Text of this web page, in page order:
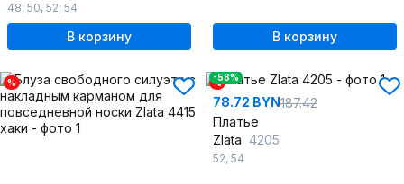
48, 50, 52, 54
В корзину В корзину
% %
-58%
78.72 BYN187.42
Платье
Zlata 4205
52, 54